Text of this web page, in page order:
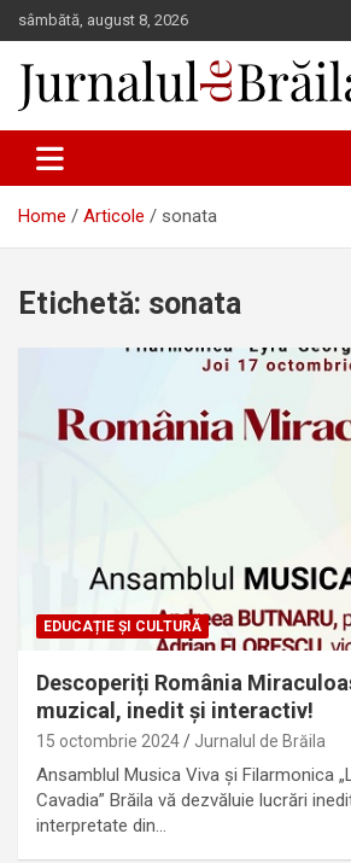
Skip
to
content
sâmbătă, august 8, 2026
Jurnalul de Brăila
Home Articole sonata
Etichetă: sonata
EDUCAȚIE ȘI CULTURĂ
Descoperiți România
muzical, inedit și interactiv!
15 octombrie 2024 Jurnalul de Brăila
Ansamblul Musica Viva și Filarmonica
Cavadia” Brăila vă dezvăluie lucrări
interpretate din…